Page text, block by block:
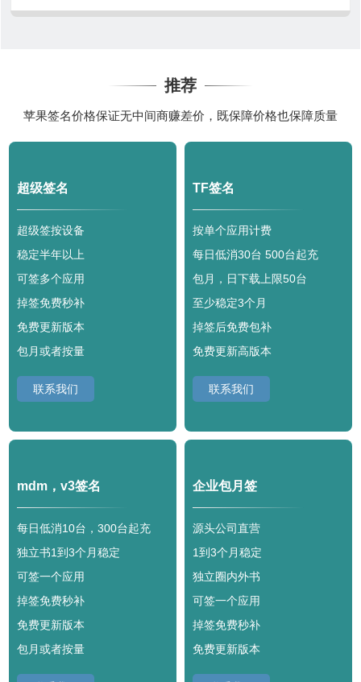
推荐
苹果签名价格保证无中间商赚差价，既保障价格也保障质量
超级签名
超级签按设备
稳定半年以上
可签多个应用
掉签免费秒补
免费更新版本
包月或者按量
联系我们
TF签名
按单个应用计费
每日低消30台 500台起充
包月，日下载上限50台
至少稳定3个月
掉签后免费包补
免费更新高版本
联系我们
mdm，v3签名
每日低消10台，300台起充
独立书1到3个月稳定
可签一个应用
掉签免费秒补
免费更新版本
包月或者按量
企业包月签
源头公司直营
1到3个月稳定
独立圈内外书
可签一个应用
掉签免费秒补
免费更新版本